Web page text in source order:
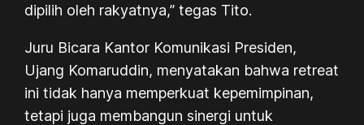
dipilih oleh rakyatnya,” tegas Tito.
Juru Bicara Kantor Komunikasi Presiden,
Ujang Komaruddin, menyatakan bahwa retreat
ini tidak hanya memperkuat kepemimpinan,
tetapi juga membangun sinergi untuk